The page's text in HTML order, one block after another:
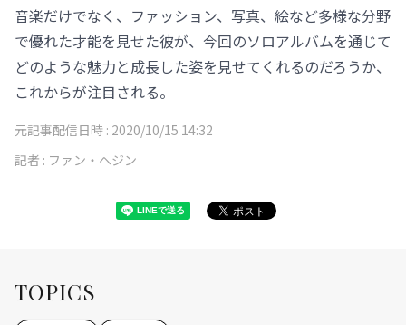
音楽だけでなく、ファッション、写真、絵など多様な分野
で優れた才能を見せた彼が、今回のソロアルバムを通じて
どのような魅力と成長した姿を見せてくれるのだろうか、
これからが注目される。
元記事配信日時 : 2020/10/15 14:32
記者 : ファン・ヘジン
TOPICS